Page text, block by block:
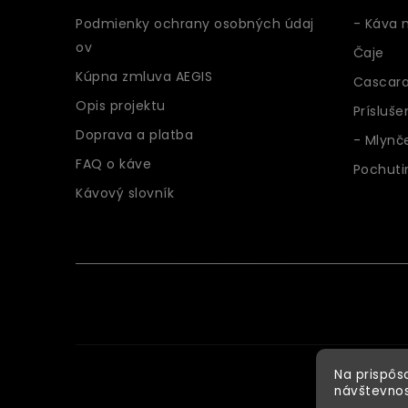
Na
Podmienky ochrany osobných údaj
ov
Kúpna zmluva AEGIS
Opis projektu
Doprava a platba
FAQ o káve
Kávový slovník
- Káva
Čaje
Cascara
-